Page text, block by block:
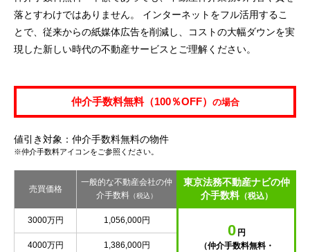
落とすわけではありません。 インターネットをフル活用するこ
とで、従来からの紙媒体広告を削減し、コストの大幅ダウンを実
現した新しい時代の不動産サービスとご理解ください。
仲介手数料無料（100％OFF） の場合
値引き対象：仲介手数料無料の物件
※仲介手数料アイコンをご参照ください。
売買価格
一般的な不動産会社の仲
介手数料 （税込）
東京法務不動産ナビの仲
介手数料（税込）
3000万円 1,056,000円
0 円
（仲介手数料無料・
4000万円 1,386,000円